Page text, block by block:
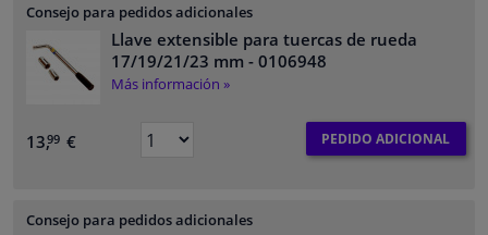
Consejo para pedidos adicionales
Llave extensible para tuercas de rueda
17/19/21/23 mm - 0106948
Más información »
13,99 € PEDIDO ADICIONAL
Consejo para pedidos adicionales